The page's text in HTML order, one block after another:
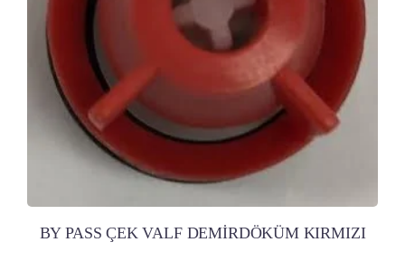
BY PASS ÇEK VALF DEMİRDÖKÜM KIRMIZI